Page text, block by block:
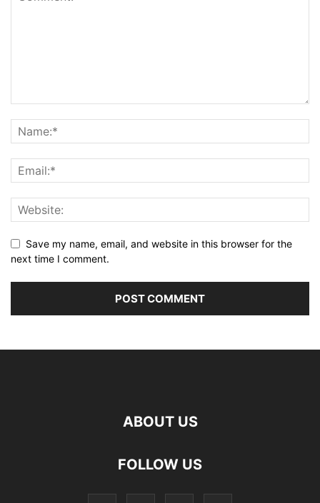
Save my name, email, and website in this browser for the
next time I comment.
ABOUT US
FOLLOW US